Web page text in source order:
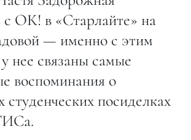
с ОК! в «Старлайте» на
— именно с этим
нее связаны самые
воспоминания о
студенческих посиделках